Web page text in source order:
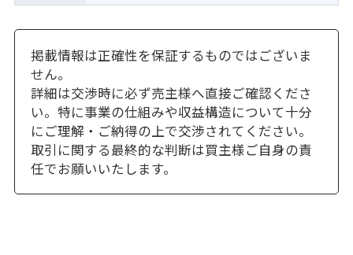
掲載情報は正確性を保証するものではございま
せん。
詳細は交渉時に必ず売主様へ直接ご確認くださ
い。特に事業の仕組みや収益構造について十分
にご理解・ご納得の上で交渉されてください。
取引に関する最終的な判断は買主様ご自身の責
任でお願いいたします。